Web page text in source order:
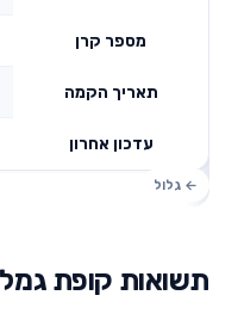
מספר קרן
תאריך הקמה
עדכון אחרון
תשואות קופת גמל